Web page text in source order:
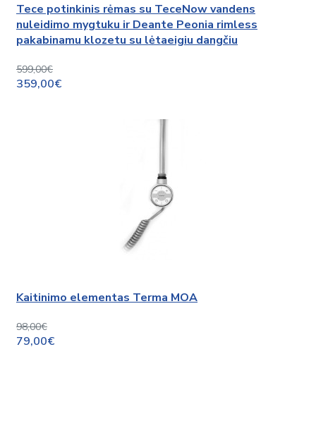
Tece potinkinis rėmas su TeceNow vandens
nuleidimo mygtuku ir Deante Peonia rimless
pakabinamu klozetu su lėtaeigiu dangčiu
599,00€
359,00€
Kaitinimo elementas Terma MOA
98,00€
79,00€